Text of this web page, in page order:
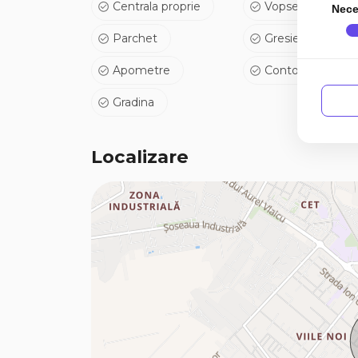
spațiu, funcționalitate și multiple posibilități de
Pentru mai multe informații despre acest
viață!
E.3(P33732)
Centrala proprie Vopsea lavabila
Parchet Gresie
Apometre Contor gaz
Gradina
Localizare